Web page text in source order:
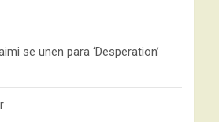
se unen para ‘Desperation’